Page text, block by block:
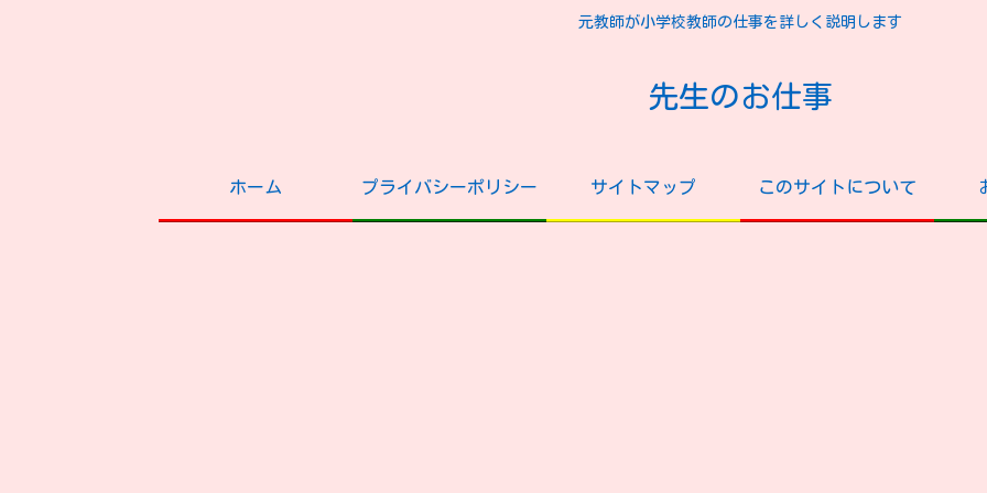
元教師が小学校教師の仕事を詳しく説明します
先生のお仕事
ホーム プライバシーポリシー サイトマップ このサイトについて